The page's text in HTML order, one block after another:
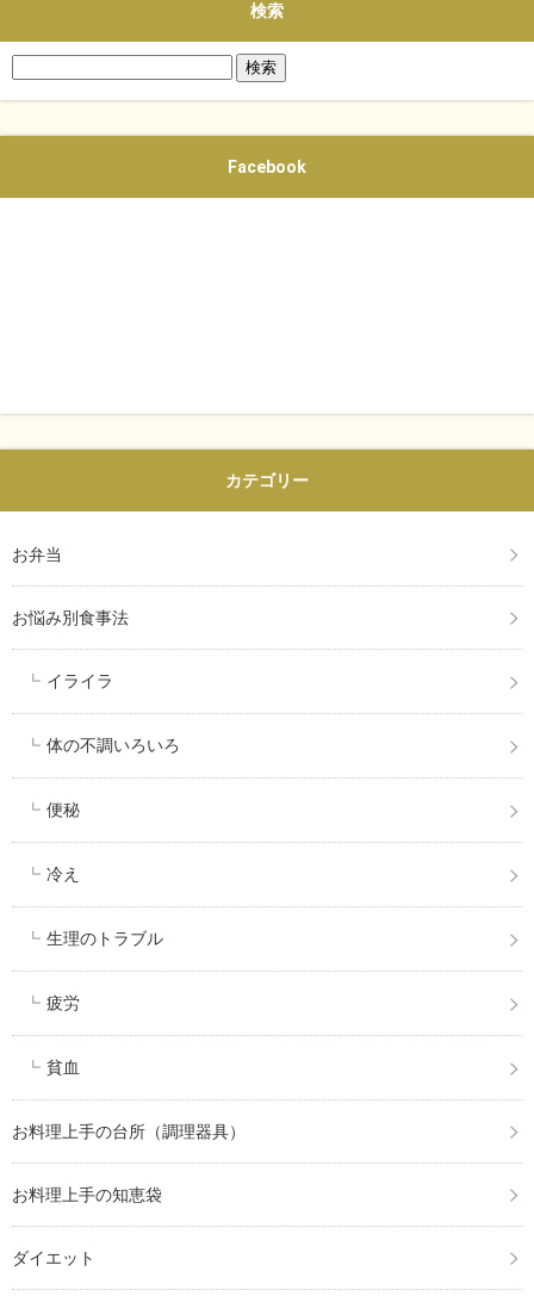
検索
Facebook
カテゴリー
お弁当
お悩み別食事法
イライラ
体の不調いろいろ
便秘
冷え
生理のトラブル
疲労
貧血
お料理上手の台所（調理器具）
お料理上手の知恵袋
ダイエット